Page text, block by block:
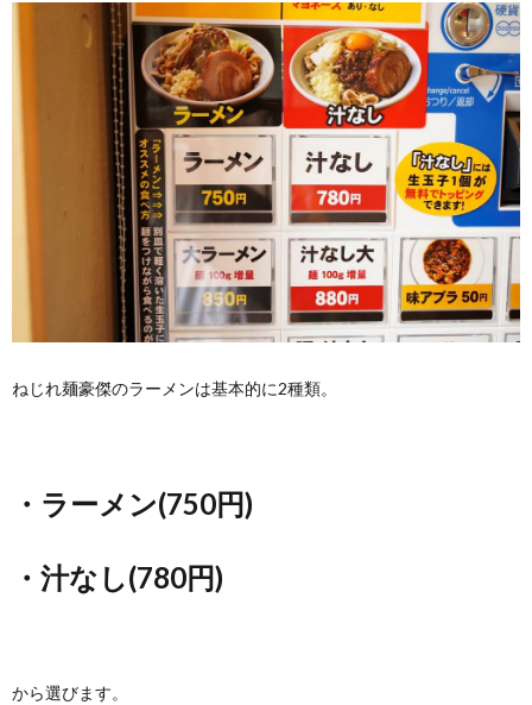
ねじれ麺豪傑のラーメンは基本的に2種類。
・ラーメン(750円)
・汁なし(780円)
から選びます。